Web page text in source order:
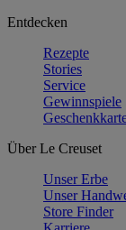
Entdecken
Rezepte
Stories
Service
Gewinnspiele
Über Le Creuset
Unser Erbe
Unser
Store Finder